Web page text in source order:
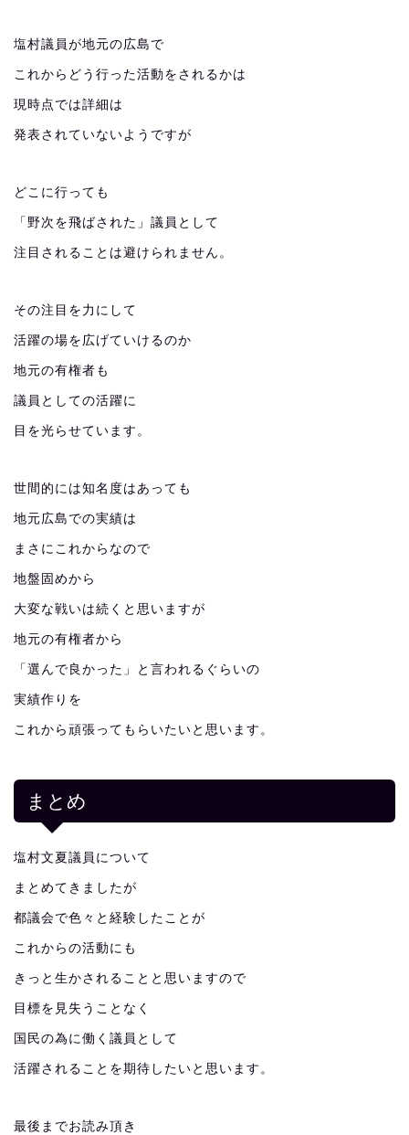
塩村議員が地元の広島で
これからどう行った活動をされるかは
現時点では詳細は
発表されていないようですが
どこに行っても
「野次を飛ばされた」議員として
注目されることは避けられません。
その注目を力にして
活躍の場を広げていけるのか
地元の有権者も
議員としての活躍に
目を光らせています。
世間的には知名度はあっても
地元広島での実績は
まさにこれからなので
地盤固めから
大変な戦いは続くと思いますが
地元の有権者から
「選んで良かった」と言われるぐらいの
実績作りを
これから頑張ってもらいたいと思います。
まとめ
塩村文夏議員について
まとめてきましたが
都議会で色々と経験したことが
これからの活動にも
きっと生かされることと思いますので
目標を見失うことなく
国民の為に働く議員として
活躍されることを期待したいと思います。
最後までお読み頂き